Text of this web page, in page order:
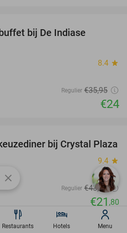
bij De Indiase
8.4 star
Regulier €35,95
€24
50%
bij Crystal Plaza
9.4 star
Regulier €43,80
€21 ,80
favorite_border
close
Restaurants Hotels Menu